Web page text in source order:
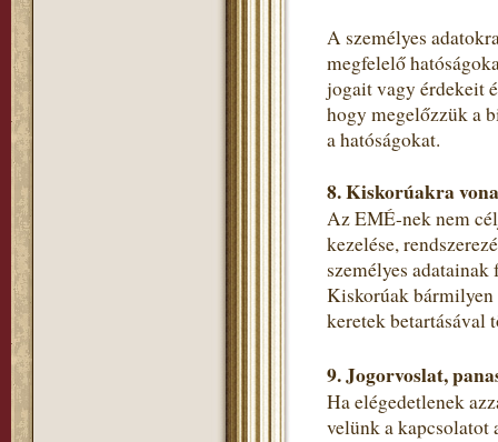
A személyes
megfelelő
jogait vagy érdekeit
hogy megelőzzük a
a hatóságokat.
8. Kiskorúakra
Az EMÉ-nek nem
kezelése,
személyes
Kiskorúak bármilyen
keretek betartásával
9. Jogorvoslat,
Ha elégedetlenek
velünk a kapcsolatot